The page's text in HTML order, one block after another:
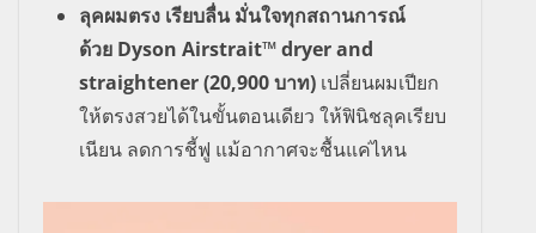
ลุคผมตรง เรียบลื่น มั่นใจทุกสถานการณ์
ด้วย Dyson Airstrait™ dryerand
straightener(20,900 บาท) เปลี่ยนผมเปียก
ให้ตรงสวยได้ในขั้นตอนเดียว ให้ฟินิชลุคเรียบ
เนียน ลดการชี้ฟู แม้อากาศจะชื้นแค่ไหน